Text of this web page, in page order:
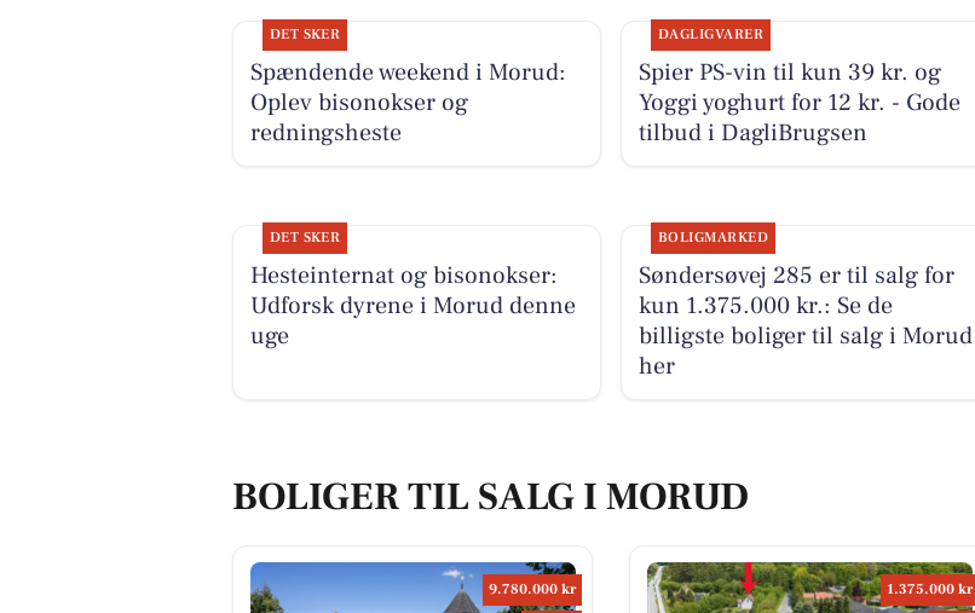
DET SKER
Spændende weekend i Morud:
Oplev bisonokser og
redningsheste
DAGLIGVARER
Spier PS-vin til kun 39 kr. og
Yoggi yoghurt for 12 kr. - Gode
tilbud i DagliBrugsen
DET SKER
Hesteinternat og bisonokser:
Udforsk dyrene i Morud denne
uge
BOLIGMARKED
Søndersøvej 285 er til salg for
kun 1.375.000 kr.: Se de
billigste boliger til salg i Morud
her
BOLIGER TIL SALG I MORUD
9.780.000 kr
1.375.000 kr